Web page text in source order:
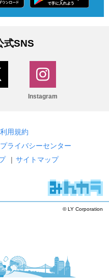
式SNS
Instagram
利用規約
プライバシーセンター
| サイトマップ
© LY Corporation